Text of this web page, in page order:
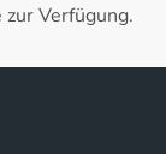
Verfügung.